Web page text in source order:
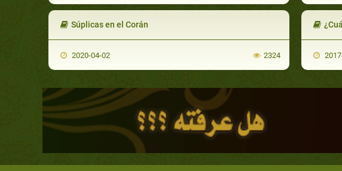
Súplicas en el Corán
2020-04-02 2324